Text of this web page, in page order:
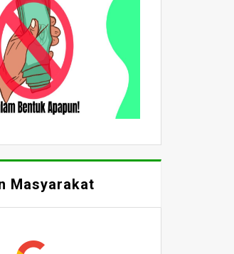
Masyarakat